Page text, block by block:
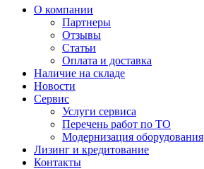
О компании
Партнеры
Отзывы
Статьи
Оплата и доставка
Наличие на складе
Новости
Сервис
Услуги сервиса
Перечень работ по ТО
Модернизация оборудования
Лизинг и кредитование
Контакты